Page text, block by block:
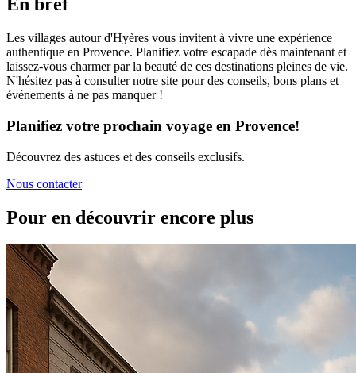
En bref
Les villages autour d'Hyères vous invitent à vivre une expérience
authentique en Provence. Planifiez votre escapade dès maintenant et
laissez-vous charmer par la beauté de ces destinations pleines de vie.
N'hésitez pas à consulter notre site pour des conseils, bons plans et
événements à ne pas manquer !
Planifiez votre prochain voyage en Provence!
Découvrez des astuces et des conseils exclusifs.
Nous contacter
Pour en découvrir encore plus